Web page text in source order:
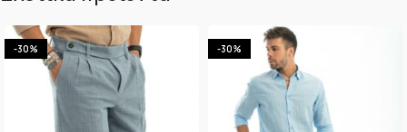
-30% -30%